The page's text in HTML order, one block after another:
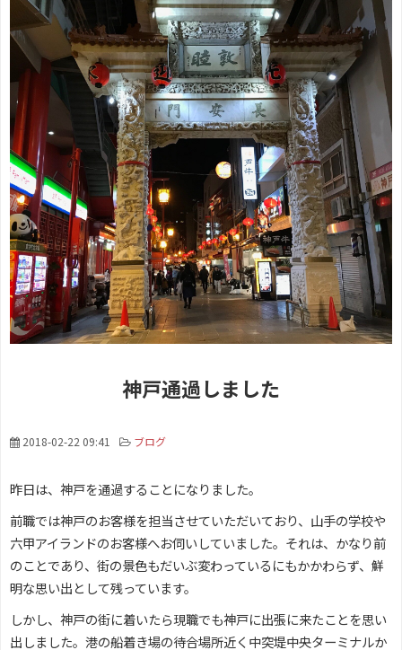
神戸通過しました
2018-02-22 09:41 ブログ
昨日は、神戸を通過することになりました。
前職では神戸のお客様を担当させていただいており、山手の学校や
六甲アイランドのお客様へお伺いしていました。それは、かなり前
のことであり、街の景色もだいぶ変わっているにもかかわらず、鮮
明な思い出として残っています。
しかし、神戸の街に着いたら現職でも神戸に出張に来たことを思い
出しました。港の船着き場の待合場所近く中突堤中央ターミナルか